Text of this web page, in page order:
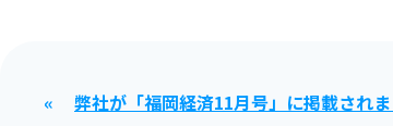
弊社が「福岡経済11月号」に掲載されま